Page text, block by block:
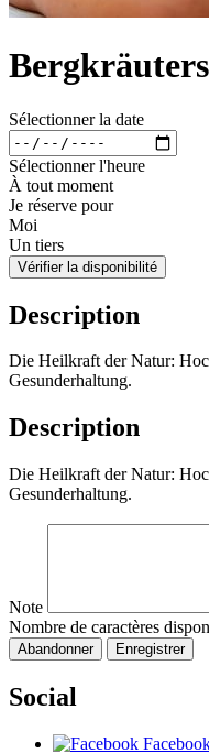
Sélectionner la date
Sélectionner l'heure
À tout moment
Je réserve pour
Moi
Un tiers
Vérifier la disponibilité
Description
Die Heilkraft der Natur:
Gesunderhaltung.
Description
Die Heilkraft der Natur:
Gesunderhaltung.
Note
Nombre de caractères
Abandonner Enregistrer
Social